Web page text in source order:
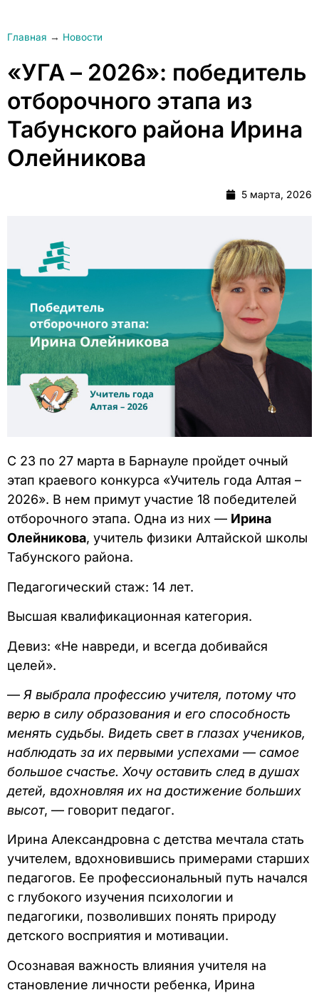
Главная → Новости
«УГА – 2026»: победитель
отборочного этапа из
Табунского района Ирина
Олейникова
5 марта, 2026
С 23 по 27 марта в Барнауле пройдет очный
этап краевого конкурса «Учитель года Алтая –
2026». В нем примут участие 18 победителей
отборочного этапа. Одна из них — Ирина
Олейникова, учитель физики Алтайской школы
Табунского района.
Педагогический стаж: 14 лет.
Высшая квалификационная категория.
Девиз: «Не навреди, и всегда добивайся
целей».
— Я выбрала профессию учителя, потому что
верю в силу образования и его способность
менять судьбы. Видеть свет в глазах учеников,
наблюдать за их первыми успехами — самое
большое счастье. Хочу оставить след в душах
детей, вдохновляя их на достижение больших
высот, — говорит педагог.
Ирина Александровна с детства мечтала стать
учителем, вдохновившись примерами старших
педагогов. Ее профессиональный путь начался
с глубокого изучения психологии и
педагогики, позволивших понять природу
детского восприятия и мотивации.
Осознавая важность влияния учителя на
становление личности ребенка, Ирина